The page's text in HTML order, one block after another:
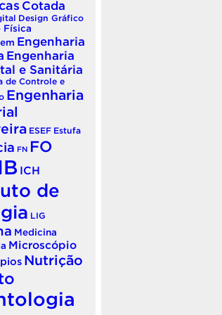
Cotada
Design Gráfico
Física
Engenharia
Engenharia
e Sanitária
de Controle e
Engenharia
ESEF Estufa
FN FO
ICH
de
LIG
Medicina
Microscópio
Nutrição